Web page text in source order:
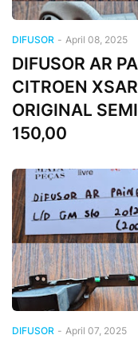
DIFUSOR - April 08, 2025
DIFUSOR AR
CITROEN
ORIGINAL
150,00
DIFUSOR - April 07, 2025